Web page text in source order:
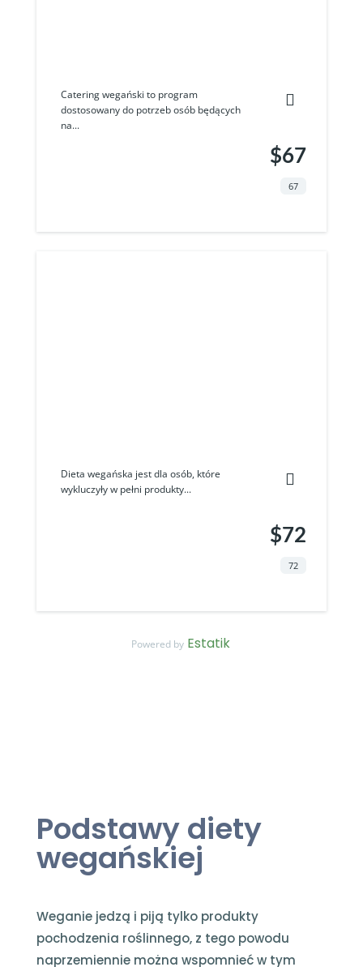
Catering wegański to program
dostosowany do potrzeb osób będących
na...
$67
67
Dieta wegańska jest dla osób, które
wykluczyły w pełni produkty...
$72
72
Powered by Estatik
Podstawy diety
wegańskiej
Weganie jedzą i piją tylko produkty
pochodzenia roślinnego, z tego powodu
naprzemiennie można wspomnieć w tym